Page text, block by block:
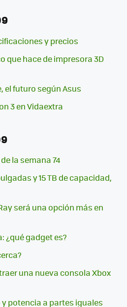
y precios
que hace de impresora 3D
el futuro según Asus
3 en Vidaextra
la semana 74
y 15 TB de capacidad,
será una opción más en
¿qué gadget es?
una nueva consola Xbox
y potencia a partes iguales